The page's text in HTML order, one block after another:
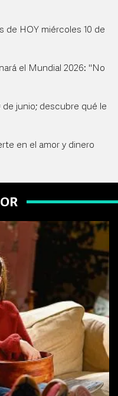
de HOY miércoles 10 de
el Mundial 2026: "No
junio; descubre qué le
en el amor y dinero